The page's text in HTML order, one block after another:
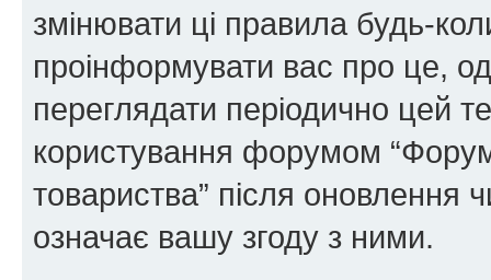
змінювати ці правила будь-
проінформувати вас про це,
переглядати періодично цей
користування форумом
товариства” після оновлення
означає вашу згоду з ними.